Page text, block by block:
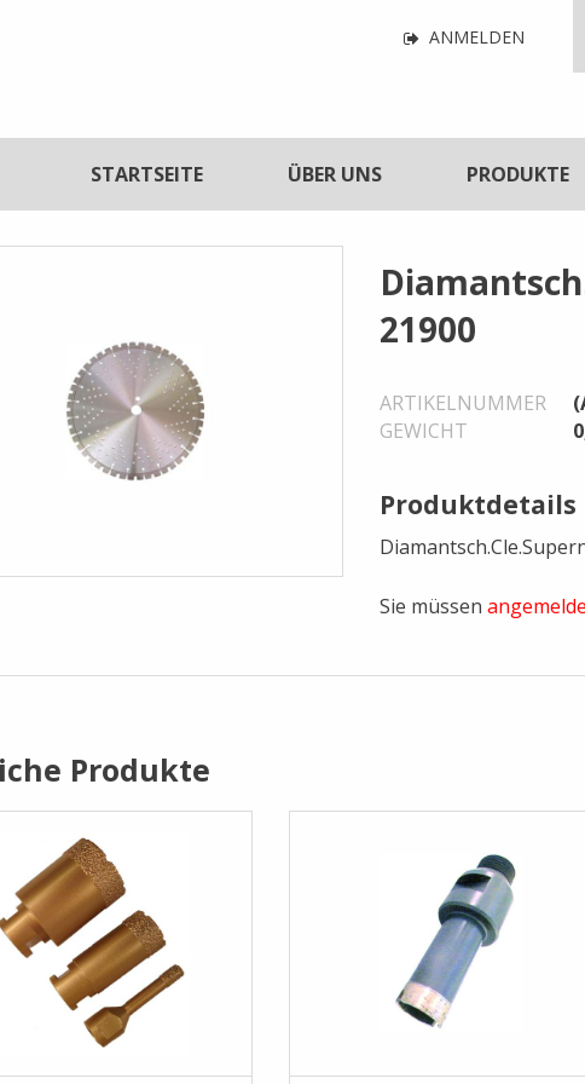
Navigation
ANMELDEN
STARTSEITE ÜBER UNS PRODUKTE
21900
ARTIKELNUMMER
GEWICHT
Produktdetails
Sie müssen
Produkte